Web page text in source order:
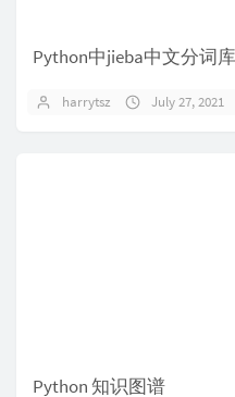
Python中jieba中文分词
harrytsz July 27, 2021
Python 知识图谱